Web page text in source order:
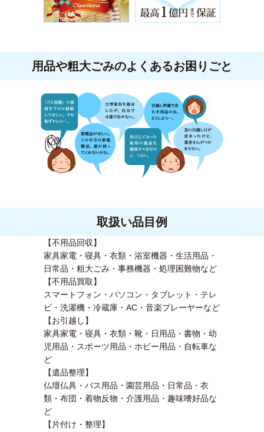
用品や粗大ごみのよくあるお困りごと
取扱い品目例
【不用品回収】
家具家電・寝具・衣類・浴室機器・生活用品・
日常品・粗大ごみ・事務機器・処理困難物など
【不用品買取】
スマートフォン・パソコン・タブレット・テレ
ビ・洗濯機・冷蔵庫・AC・音楽プレーヤーなど
【お引越し】
家具家電・寝具・衣類・靴・日用品・書物・幼
児用品・スポーツ用品・ホビー用品・自転車な
ど
【遺品整理】
仏壇仏具・バス用品・園芸用品・日常品・衣
類・布団・着物反物・介護用品・趣味嗜好品な
ど
【片付け・整理】